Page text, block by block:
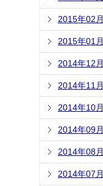
2015年02月
2015年01月
2014年12月
2014年11月
2014年10月
2014年09月
2014年08月
2014年07月